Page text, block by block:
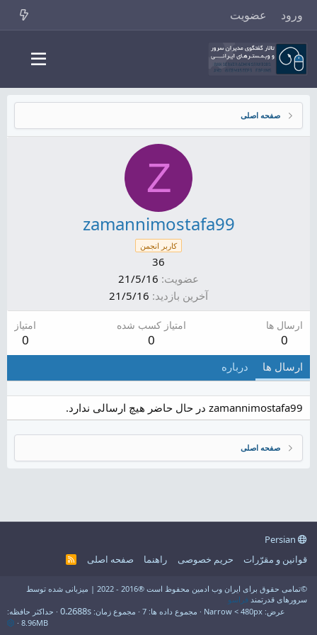
ورود عضویت
صفحه اصلی
Z
zamannimostafa99
کاربر انجمن
36
عضویت 21/5/16
آخرین بازدید 21/5/16
ارسال ها
0
امتیاز کسب شده
0
امتیاز
0
ارسال ها درباره
zamannimostafa99 در حال حاضر هیچ ارسالی ندارد.
صفحه اصلی
قوانین و مقرّرات
حریم خصوصی راهنما صفحه اصلی
R
©تمامی حقوق برای ایران وب ادمین محفوظ است ®2016 - 2022 | میزبانی شده توسط
سرورهای قدرتمند فراسو
عرض
مجموع داده ها 7 مجموع زمان 0.2688s
حداکثر حافظه
8.96MB